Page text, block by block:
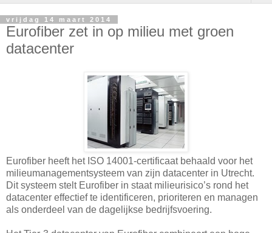
vrijdag 14 maart 2014
Eurofiber zet in op milieu met groen
datacenter
Eurofiber heeft het ISO 14001-certificaat behaald voor het
milieumanagementsysteem van zijn datacenter in Utrecht.
Dit systeem stelt Eurofiber in staat milieurisico’s rond het
datacenter effectief te identificeren, prioriteren en managen
als onderdeel van de dagelijkse bedrijfsvoering.